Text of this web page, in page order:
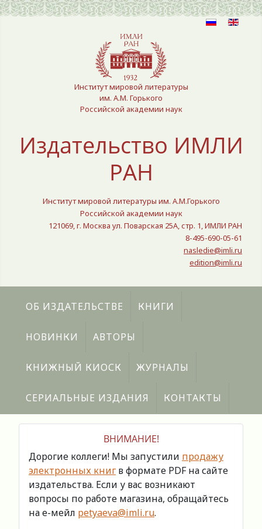
Выберите язык
Институт мировой литературы
им. А.М. Горького
Российской академии наук
Издательство ИМЛИ
РАН
Институт мировой литературы им. А.М.Горького
Российской академии наук
121069, г. Москва ул. Поварская 25A, стр. 1, ИМЛИ РАН
8-495-690-05-61
nasledie@imli.ru
edition@imli.ru
ОБ ИЗДАТЕЛЬСТВЕ КНИГИ
НОВИНКИ АВТОРЫ
КНИЖНЫЙ КИОСК ЖУРНАЛЫ
СЕРИАЛЬНЫЕ ИЗДАНИЯ КОНТАКТЫ
ВНИМАНИЕ!
Дорогие коллеги! Мы запустили продажу
электронных книг в формате PDF на сайте
издательства. Если у вас возникают
вопросы по работе магазина, обращайтесь
на е-мейл petyaeva@imli.ru.